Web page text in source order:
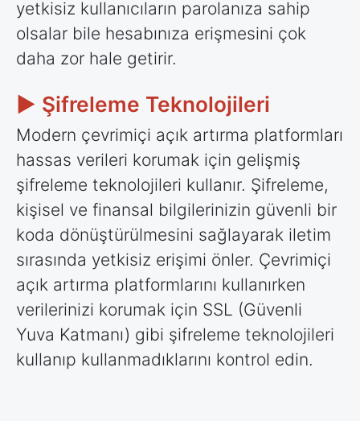
yetkisiz kullanıcıların parolanıza sahip
olsalar bile hesabınıza erişmesini çok
daha zor hale getirir.
► Şifreleme Teknolojileri
Modern çevrimiçi açık artırma platformları
hassas verileri korumak için gelişmiş
şifreleme teknolojileri kullanır. Şifreleme,
kişisel ve finansal bilgilerinizin güvenli bir
koda dönüştürülmesini sağlayarak iletim
sırasında yetkisiz erişimi önler. Çevrimiçi
açık artırma platformlarını kullanırken
verilerinizi korumak için SSL (Güvenli
Yuva Katmanı) gibi şifreleme teknolojileri
kullanıp kullanmadıklarını kontrol edin.